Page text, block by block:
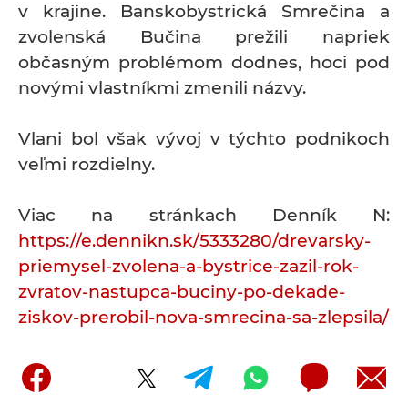
v krajine. Banskobystrická Smrečina a
zvolenská Bučina prežili napriek
občasným problémom dodnes, hoci pod
novými vlastníkmi zmenili názvy.
Vlani bol však vývoj v týchto podnikoch
veľmi rozdielny.
Viac na stránkach Denník N:
https://e.dennikn.sk/5333280/drevarsky-
priemysel-zvolena-a-bystrice-zazil-rok-
zvratov-nastupca-buciny-po-dekade-
ziskov-prerobil-nova-smrecina-sa-zlepsila/